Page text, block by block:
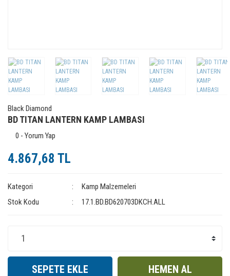
Black Diamond
BD TITAN LANTERN KAMP LAMBASI
0 - Yorum Yap
4.867,68 TL
Kategori
Kamp Malzemeleri
Stok Kodu
17.1.BD.BD620703DKCH.ALL
SEPETE EKLE HEMEN AL